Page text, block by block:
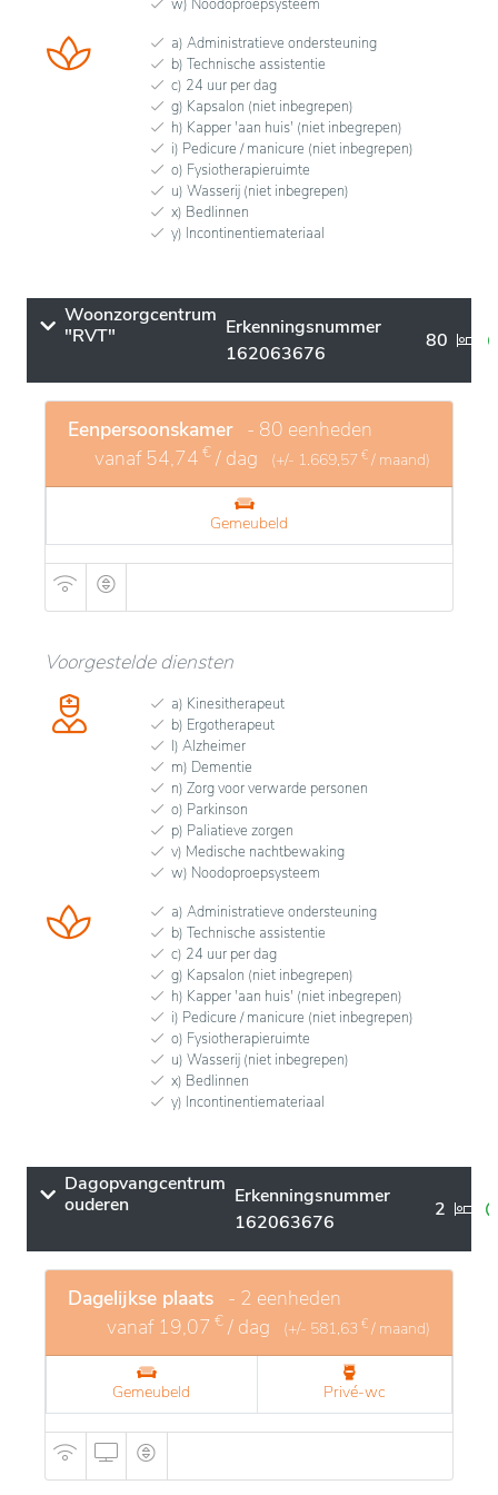
w) Noodoproepsysteem
a) Administratieve ondersteuning
b) Technische assistentie
c) 24 uur per dag
g) Kapsalon (niet inbegrepen)
h) Kapper 'aan huis' (niet inbegrepen)
i) Pedicure / manicure (niet inbegrepen)
o) Fysiotherapieruimte
u) Wasserij (niet inbegrepen)
x) Bedlinnen
y) Incontinentiemateriaal
Woonzorgcentrum
"RVT"
Erkenningsnummer
162063676
80
Eenpersoonskamer - 80 eenheden
vanaf 54,74 € / dag (+/- 1.669,57 € / maand)
Gemeubeld
Voorgestelde diensten
a) Kinesitherapeut
b) Ergotherapeut
l) Alzheimer
m) Dementie
n) Zorg voor verwarde personen
o) Parkinson
p) Paliatieve zorgen
v) Medische nachtbewaking
w) Noodoproepsysteem
a) Administratieve ondersteuning
b) Technische assistentie
c) 24 uur per dag
g) Kapsalon (niet inbegrepen)
h) Kapper 'aan huis' (niet inbegrepen)
i) Pedicure / manicure (niet inbegrepen)
o) Fysiotherapieruimte
u) Wasserij (niet inbegrepen)
x) Bedlinnen
y) Incontinentiemateriaal
Dagopvangcentrum
ouderen
Erkenningsnummer
162063676
2
Dagelijkse plaats - 2 eenheden
vanaf 19,07 € / dag (+/- 581,63 € / maand)
Gemeubeld Privé-wc